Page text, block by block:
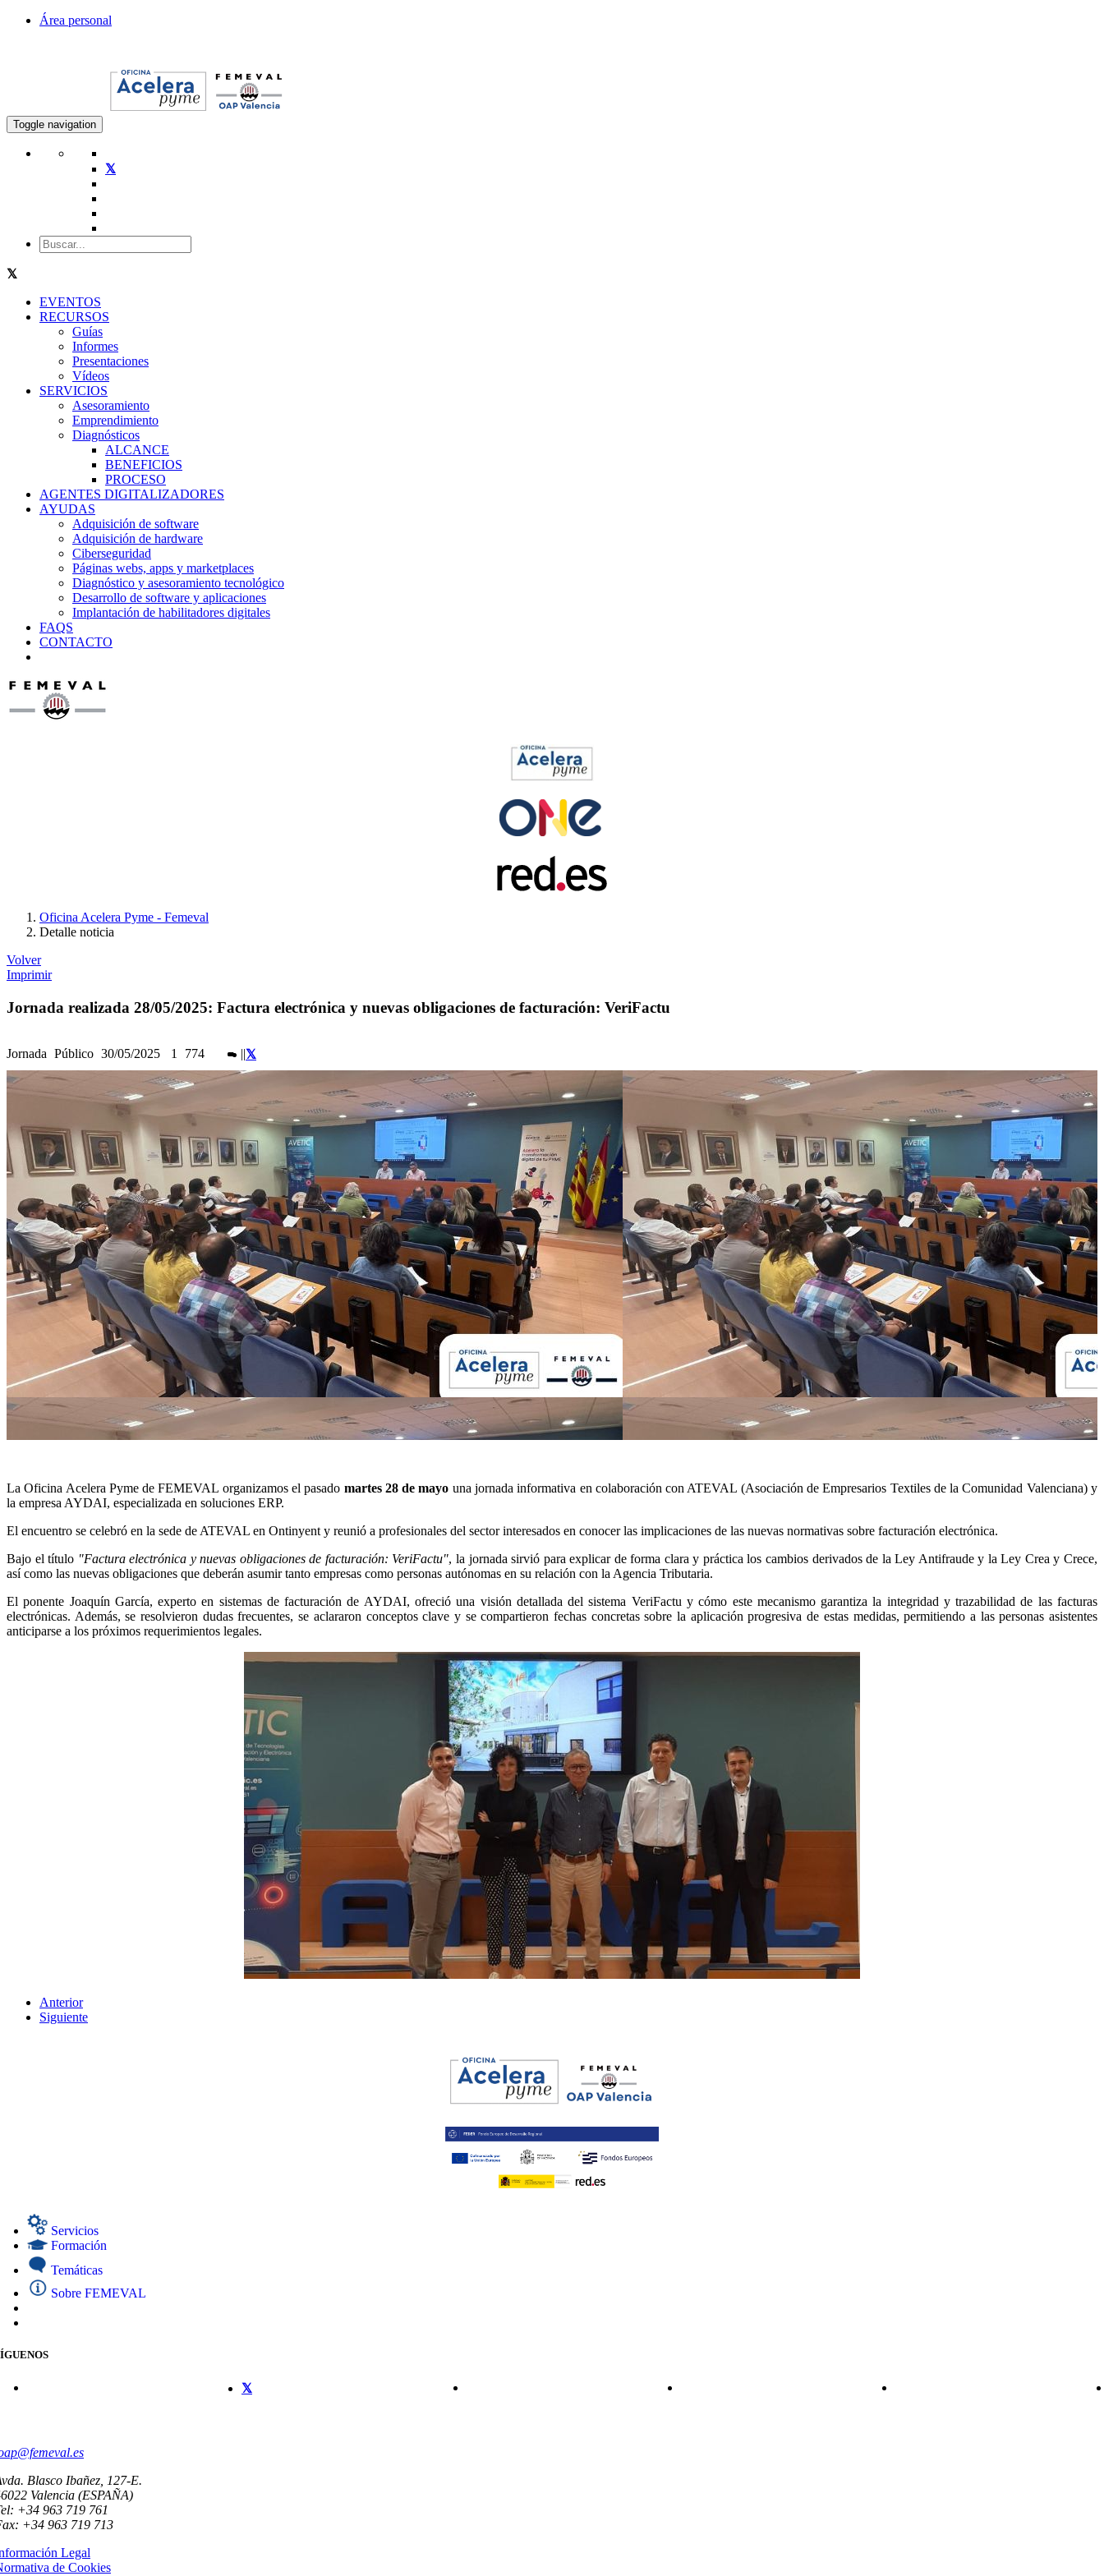
Área personal
Toggle navigation
EVENTOS
RECURSOS
Guías
Informes
Presentaciones
Vídeos
SERVICIOS
Asesoramiento
Emprendimiento
Diagnósticos
ALCANCE
BENEFICIOS
PROCESO
AGENTES DIGITALIZADORES
AYUDAS
Adquisición de software
Adquisición de hardware
Ciberseguridad
Páginas webs, apps y marketplaces
Diagnóstico y asesoramiento tecnológico
Desarrollo de software y aplicaciones
Implantación de habilitadores digitales
FAQS
CONTACTO
Oficina Acelera Pyme - Femeval
Detalle noticia
Volver
Imprimir
Jornada realizada 28/05/2025: Factura electrónica y nuevas obligaciones de facturación: VeriFactu
Jornada Público 30/05/2025 1 774 ||
La Oficina Acelera Pyme de FEMEVAL organizamos el pasado martes 28 de mayo una jornada informativa en colaboración con ATEVAL (Asociación de Empresarios Textiles de la Comunidad Valenciana) y
la empresa AYDAI, especializada en soluciones ERP.
El encuentro se celebró en la sede de ATEVAL en Ontinyent y reunió a profesionales del sector interesados en conocer las implicaciones de las nuevas normativas sobre facturación electrónica.
Bajo el título "Factura electrónica y nuevas obligaciones de facturación: VeriFactu", la jornada sirvió para explicar de forma clara y práctica los cambios derivados de la Ley Antifraude y la Ley Crea y Crece,
así como las nuevas obligaciones que deberán asumir tanto empresas como personas autónomas en su relación con la Agencia Tributaria.
El ponente Joaquín García, experto en sistemas de facturación de AYDAI, ofreció una visión detallada del sistema VeriFactu y cómo este mecanismo garantiza la integridad y trazabilidad de las facturas
electrónicas. Además, se resolvieron dudas frecuentes, se aclararon conceptos clave y se compartieron fechas concretas sobre la aplicación progresiva de estas medidas, permitiendo a las personas asistentes
anticiparse a los próximos requerimientos legales.
Anterior
Siguiente
Servicios
Formación
Temáticas
Sobre FEMEVAL
Blasco Ibañez, 127-E.
Valencia (ESPAÑA)
+34 963 719 761
+34 963 719 713
Legal
de Cookies